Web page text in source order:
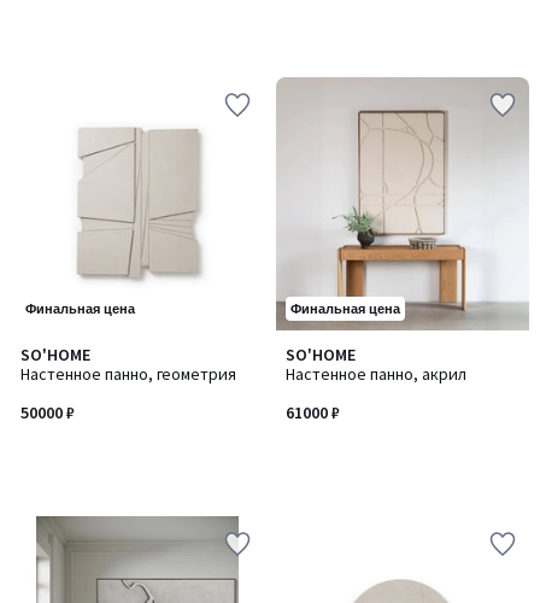
Финальная цена
SO'HOME
Настенное панно, геометрия
50000 ₽
Финальная цена
SO'HOME
Настенное панно, акрил
61000 ₽